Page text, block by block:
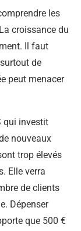
les
croissance du
Il faut
de
peut menacer
qui investit
nouveaux
trop élevés
Elle verra
de clients
Dépenser
que 500 €